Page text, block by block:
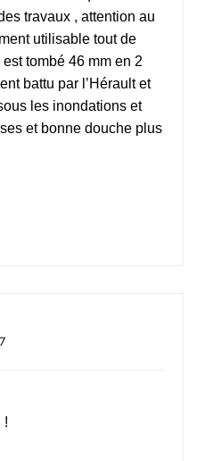
travaux , attention au
utilisable tout de
tombé 46 mm en 2
battu par l’Hérault et
les inondations et
et bonne douche plus
!